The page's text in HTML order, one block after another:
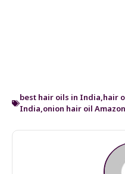
best hair oils in India,hair
India,onion hair oil Amazon